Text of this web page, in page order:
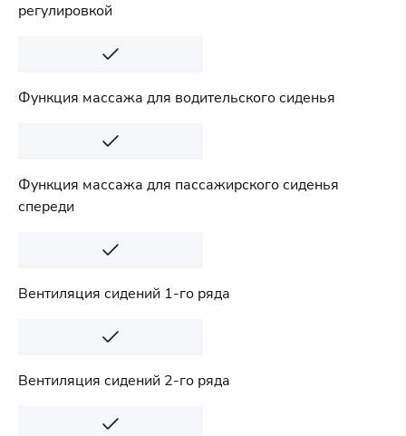
регулировкой
Функция массажа для водительского сиденья
Функция массажа для пассажирского сиденья
спереди
Вентиляция сидений 1-го ряда
Вентиляция сидений 2-го ряда